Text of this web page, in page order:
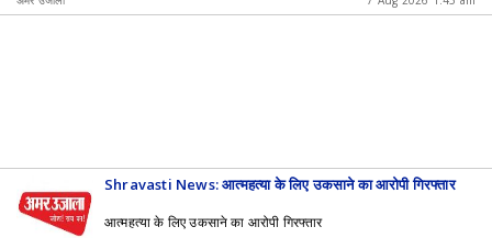
Shravasti News: आत्महत्या के लिए उकसाने का आरोपी गिरफ्तार
आत्महत्या के लिए उकसाने का आरोपी गिरफ्तार